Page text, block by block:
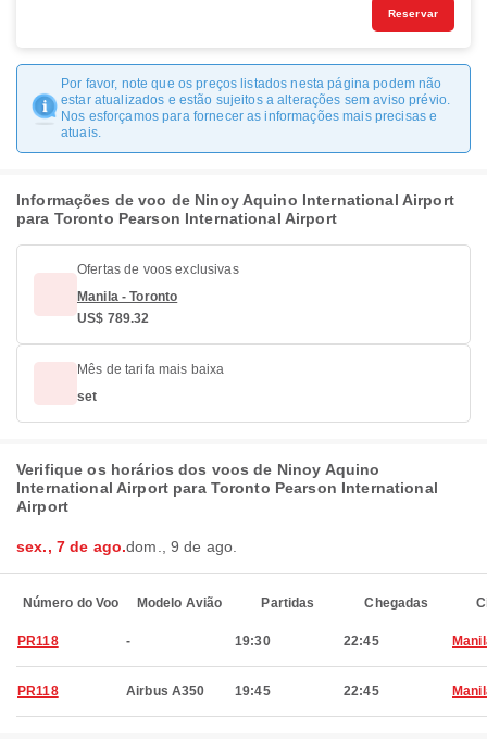
Reservar
Por favor, note que os preços listados nesta página podem não
estar atualizados e estão sujeitos a alterações sem aviso prévio.
Nos esforçamos para fornecer as informações mais precisas e
atuais.
Informações de voo de Ninoy Aquino International Airport
para Toronto Pearson International Airport
Ofertas de voos exclusivas
Manila - Toronto
US$ 789.32
Mês de tarifa mais baixa
set
Verifique os horários dos voos de Ninoy Aquino
International Airport para Toronto Pearson International
Airport
sex., 7 de ago.dom., 9 de ago.
Número do Voo Modelo Avião Partidas Chegadas
PR118 - 19:30 22:45
PR118 Airbus A350 19:45 22:45